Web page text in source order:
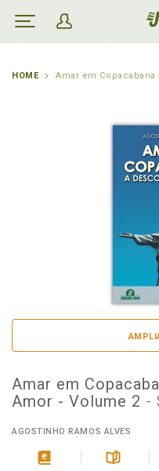
HOME Amar em
Amar em
Amor - Volume 2 -
AGOSTINHO RAMOS ALVES